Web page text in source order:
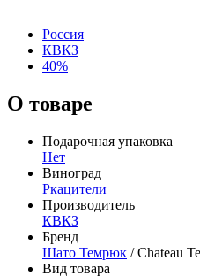
Россия
КВКЗ
40%
О товаре
Подарочная упаковка
Нет
Виноград
Ркацители
Производитель
КВКЗ
Бренд
Шато Темрюк / Chateau
Вид товара